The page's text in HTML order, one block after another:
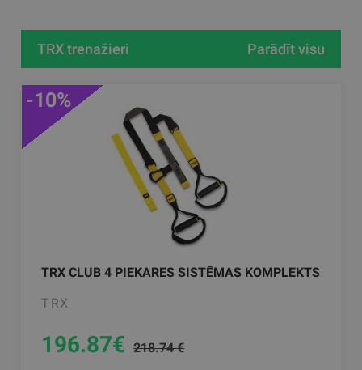
TRX trenažieri Parādīt visu
TRX CLUB 4 PIEKARES SISTĒMAS KOMPLEKTS
TRX
-10%
196.87€ 218.74 €